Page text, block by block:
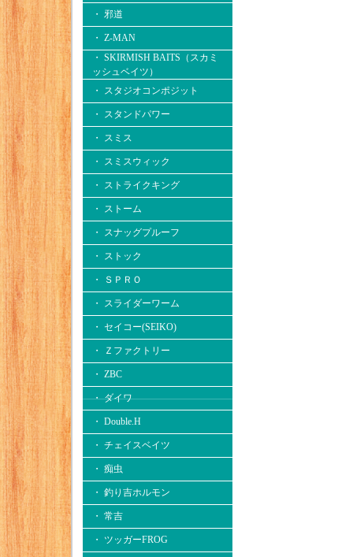
・ 邪道
・ Z-MAN
・ SKIRMISH BAITS（スカミ
ッシュベイツ）
・ スタジオコンポジット
・ スタンドパワー
・ スミス
・ スミスウィック
・ ストライクキング
・ ストーム
・ スナッグプルーフ
・ ストック
・ ＳＰＲＯ
・ スライダーワーム
・ セイコー(SEIKO)
・ Ｚファクトリー
・ ZBC
・ ダイワ
・ Double.H
・ チェイスベイツ
・ 痴虫
・ 釣り吉ホルモン
・ 常吉
・ ツッガーFROG